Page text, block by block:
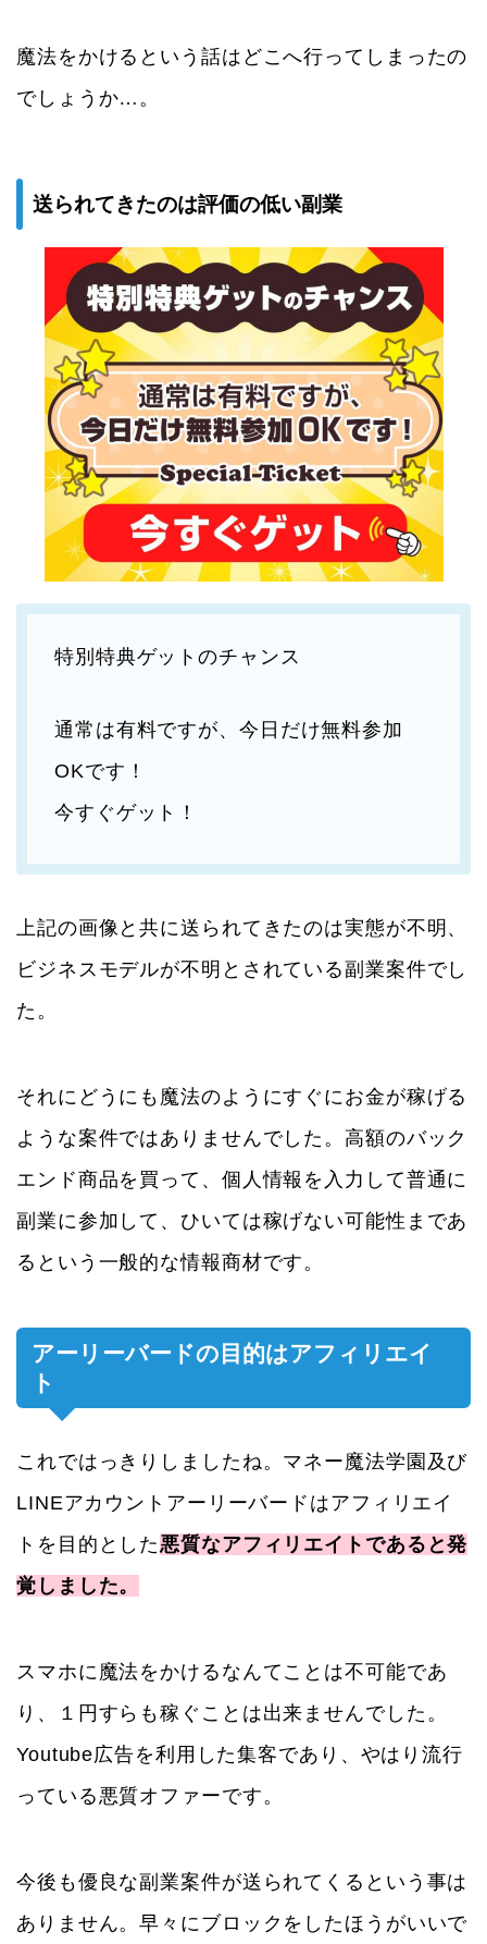
魔法をかけるという話はどこへ行ってしまったの
でしょうか…。
送られてきたのは評価の低い副業
特別特典ゲットのチャンス
通常は有料ですが、今日だけ無料参加
OKです！
今すぐゲット！
上記の画像と共に送られてきたのは実態が不明、
ビジネスモデルが不明とされている副業案件でし
た。
それにどうにも魔法のようにすぐにお金が稼げる
ような案件ではありませんでした。高額のバック
エンド商品を買って、個人情報を入力して普通に
副業に参加して、ひいては稼げない可能性まであ
るという一般的な情報商材です。
アーリーバードの目的はアフィリエイ
ト
これではっきりしましたね。マネー魔法学園及び
LINEアカウントアーリーバードはアフィリエイ
トを目的とした 悪質なアフィリエイトであると発
覚しました。
スマホに魔法をかけるなんてことは不可能であ
り、１円すらも稼ぐことは出来ませんでした。
Youtube広告を利用した集客であり、やはり流行
っている悪質オファーです。
今後も優良な副業案件が送られてくるという事は
ありません。早々にブロックをしたほうがいいで